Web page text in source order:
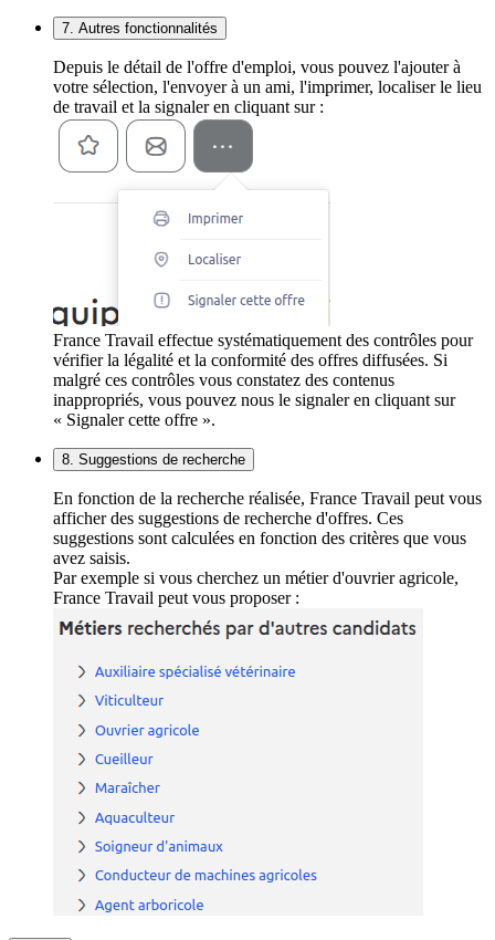
7. Autres fonctionnalités
Depuis le détail de l'offre d'emploi, vous pouvez l'ajouter à
votre sélection, l'envoyer à un ami, l'imprimer, localiser le lieu
de travail et la signaler en cliquant sur :
France Travail effectue systématiquement des contrôles pour
vérifier la légalité et la conformité des offres diffusées. Si
malgré ces contrôles vous constatez des contenus
inappropriés, vous pouvez nous le signaler en cliquant sur
« Signaler cette offre ».
8. Suggestions de recherche
En fonction de la recherche réalisée, France Travail peut vous
afficher des suggestions de recherche d'offres. Ces
suggestions sont calculées en fonction des critères que vous
avez saisis.
Par exemple si vous cherchez un métier d'ouvrier agricole,
France Travail peut vous proposer :